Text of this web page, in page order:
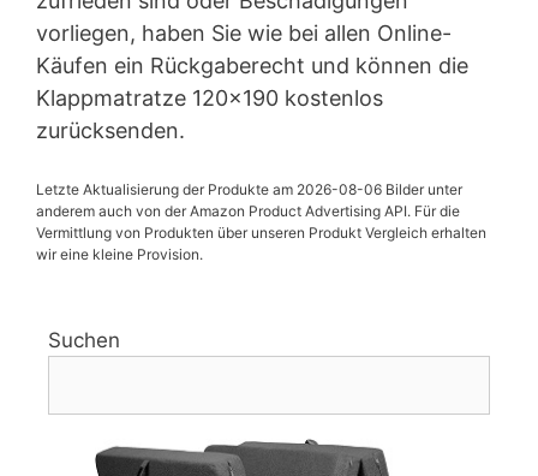
vorliegen, haben Sie wie bei allen Online-
Käufen ein Rückgaberecht und können die
Klappmatratze 120×190 kostenlos
zurücksenden.
Letzte Aktualisierung der Produkte am 2026-08-06 Bilder unter
anderem auch von der Amazon Product Advertising API. Für die
Vermittlung von Produkten über unseren Produkt Vergleich erhalten
wir eine kleine Provision.
Suchen